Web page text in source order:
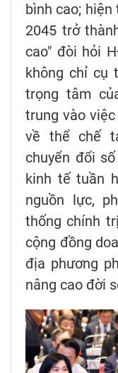
bình cao;
2045 trở
cao" đòi hỏi
không chỉ cụ
trọng tâm
trung vào
về thể chế
chuyển đổi
kinh tế tuần
nguồn lực,
thống chính
cộng đồng
địa phương
nâng cao đời